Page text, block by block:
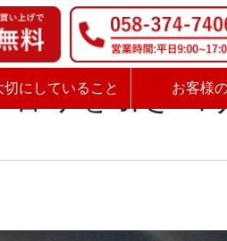
切にしていること お客様
りを引き出